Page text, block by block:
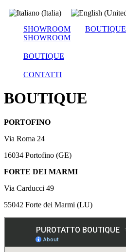
SHOWROOM BOUTIQUE
SHOWROOM
BOUTIQUE
CONTATTI
BOUTIQUE
PORTOFINO
Via Roma 24
16034 Portofino (GE)
FORTE DEI MARMI
Via Carducci 49
55042 Forte dei Marmi (LU)